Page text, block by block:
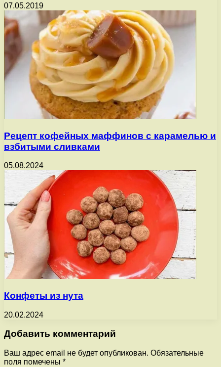
07.05.2019
Рецепт кофейных маффинов с карамелью и
взбитыми сливками
05.08.2024
Конфеты из нута
20.02.2024
Добавить комментарий
Ваш адрес email не будет опубликован. Обязательные
поля помечены *